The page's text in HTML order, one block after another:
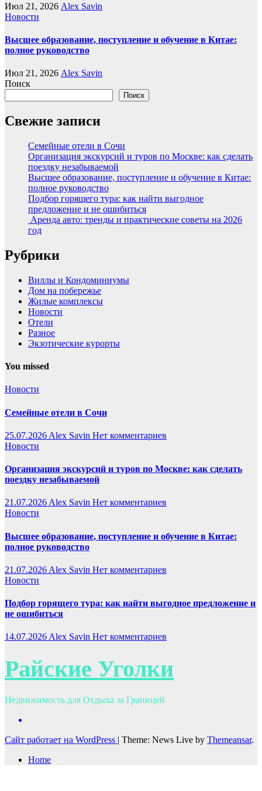
Июл 21, 2026 Alex Savin
Новости
Высшее образование, поступление и обучение в Китае:
полное руководство
Июл 21, 2026 Alex Savin
Поиск
Поиск
Свежие записи
Семейные отели в Сочи
Организация экскурсий и туров по Москве: как сделать
поездку незабываемой
Высшее образование, поступление и обучение в Китае:
полное руководство
Подбор горящего тура: как найти выгодное
предложение и не ошибиться
Аренда авто: тренды и практические советы на 2026
год
Рубрики
Виллы и Кондоминиумы
Дом на побережье
Жилые комплексы
Новости
Отели
Разное
Экзотические курорты
You missed
Новости
Семейные отели в Сочи
25.07.2026 Alex Savin Нет комментариев
Новости
Организация экскурсий и туров по Москве: как сделать
поездку незабываемой
21.07.2026 Alex Savin Нет комментариев
Новости
Высшее образование, поступление и обучение в Китае:
полное руководство
21.07.2026 Alex Savin Нет комментариев
Новости
Подбор горящего тура: как найти выгодное предложение и
не ошибиться
14.07.2026Alex Savin Нет комментариев
Райские Уголки
Недвижимость для Отдыха за Границей
Сайт работает на WordPress | Theme: News Live by Themeansar.
Home